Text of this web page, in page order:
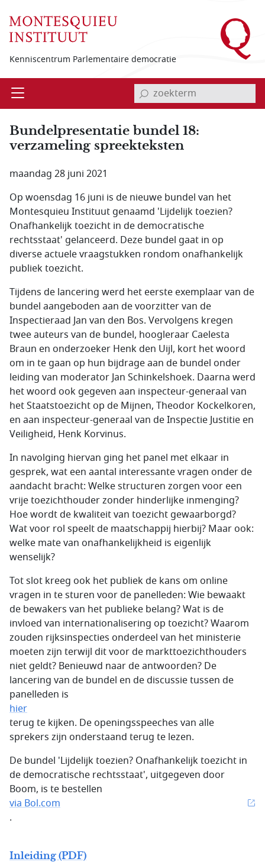
Kenniscentrum Parlementaire democratie
Open invoerveld zoekterm
Bundelpresentatie bundel 18:
verzameling spreekteksten
maandag 28 juni 2021
Op woensdag 16 juni is de nieuwe bundel van het
Montesquieu Instituut genaamd 'Lijdelijk toezien?
Onafhankelijk toezicht in de democratische
rechtsstaat' gelanceerd. Deze bundel gaat in op
diverse actuele vraagstukken rondom onafhankelijk
publiek toezicht.
Tijdens de lancering werd het eerste exemplaar van de
bundel aangeboden aan de voorzitter van de
Inspectieraad Jan van den Bos. Vervolgens kregen
twee auteurs van de bundel, hoogleraar Caelesta
Braun en onderzoeker Henk den Uijl, kort het woord
om in te gaan op hun bijdrage aan de bundel onder
leiding van moderator Jan Schinkelshoek. Daarna werd
het woord ook gegeven aan inspecteur-generaal van
het Staatstoezicht op de Mijnen, Theodor Kockelkoren,
en aan inspecteur-generaal van de Inspectie Justitie en
Veiligheid, Henk Korvinus.
In navolging hiervan ging het panel met elkaar in
gesprek, wat een aantal interessante vragen onder de
aandacht bracht: Welke structuren zorgen voor een
vrije toezichthouder zonder hinderlijke inmenging?
Hoe wordt de kwaliteit van toezicht gewaarborgd?
Wat voor rol speelt de maatschappij hierbij? Maar ook:
welke mate van onafhankelijkheid is eigenlijk
wenselijk?
Tot slot kreeg ook het publiek de kans om online
vragen in te sturen voor de panelleden: Wie bewaakt
de bewakers van het publieke belang? Wat is de
invloed van internationalisering op toezicht? Waarom
zouden rijksinspecties onderdeel van het ministerie
moeten zijn terwijl dit voor de markttoezichthouders
niet geldt? Benieuwd naar de antwoorden? De
lancering van de bundel en de discussie tussen de
panelleden is
hier
terug te kijken. De openingsspeeches van alle
sprekers zijn onderstaand terug te lezen.
De bundel 'Lijdelijk toezien? Onafhankelijk toezicht in
de democratische rechtsstaat', uitgegeven door
Boom, is te bestellen
via Bol.com
.
Inleiding (PDF)